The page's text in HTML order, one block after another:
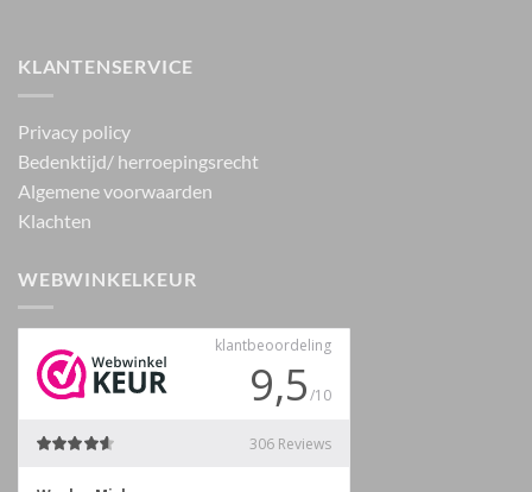
KLANTENSERVICE
Privacy policy
Bedenktijd/ herroepingsrecht
Algemene voorwaarden
Klachten
WEBWINKELKEUR